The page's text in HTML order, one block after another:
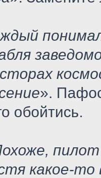
».
обойтись.
пилот
какое-